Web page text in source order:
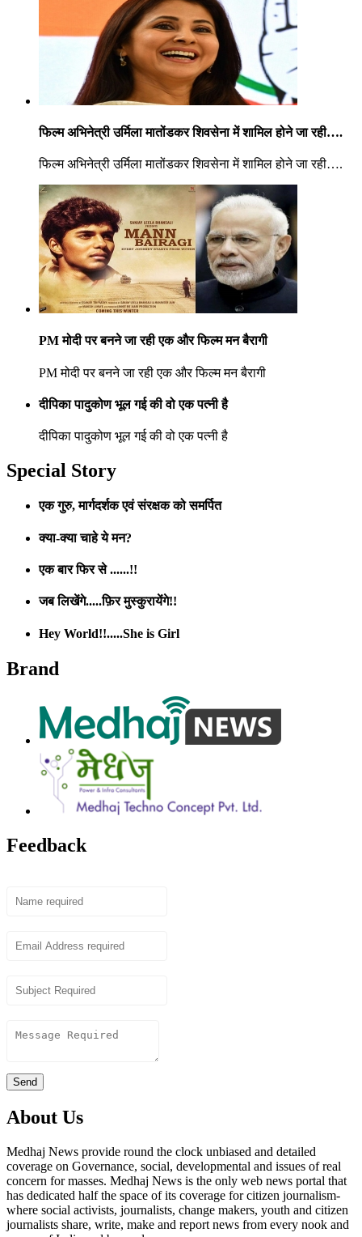
फिल्म अभिनेत्री उर्मिला मातोंडकर शिवसेना में शामिल होने जा रही….
फिल्म अभिनेत्री उर्मिला मातोंडकर शिवसेना में शामिल होने जा रही….
PM मोदी पर बनने जा रही एक और फिल्म मन बैरागी
PM मोदी पर बनने जा रही एक और फिल्म मन बैरागी
दीपिका पादुकोण भूल गई की वो एक पत्नी है
दीपिका पादुकोण भूल गई की वो एक पत्नी है
Special Story
एक गुरु, मार्गदर्शक एवं संरक्षक को समर्पित
क्या-क्या चाहे ये मन?
एक बार फिर से ......!!
जब लिखेंगे.....फ़िर मुस्कुरायेंगे!!
Hey World!!.....She is Girl
Brand
Feedback
Send
About Us
Medhaj News provide round the clock unbiased and detailed
coverage on Governance, social, developmental and issues of real
concern for masses. Medhaj News is the only web news portal that
has dedicated half the space of its coverage for citizen journalism-
where social activists, journalists, change makers, youth and citizen
journalists share, write, make and report news from every nook and